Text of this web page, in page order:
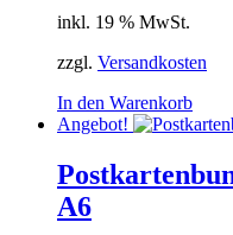
inkl. 19 % MwSt.
zzgl. Versandkosten
In den Warenkorb
Angebot!
A6